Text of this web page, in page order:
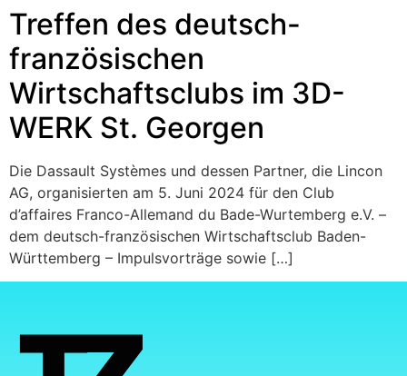
Treffen des deutsch-
französischen
Wirtschaftsclubs im 3D-
WERK St. Georgen
Die Dassault Systèmes und dessen Partner, die Lincon
AG, organisierten am 5. Juni 2024 für den Club
d’affaires Franco-Allemand du Bade-Wurtemberg e.V. –
dem deutsch-französischen Wirtschaftsclub Baden-
Württemberg – Impulsvorträge sowie […]